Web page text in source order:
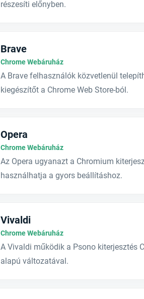
részesíti előnyben.
Brave
Chrome Webáruház
A Brave felhasználók közvetlenül
kiegészítőt a Chrome Web Store-ból.
Opera
Chrome Webáruház
Az Opera ugyanazt a Chromium
használhatja a gyors beállításhoz.
Vivaldi
Chrome Webáruház
A Vivaldi működik a Psono kiterjesztés
alapú változatával.